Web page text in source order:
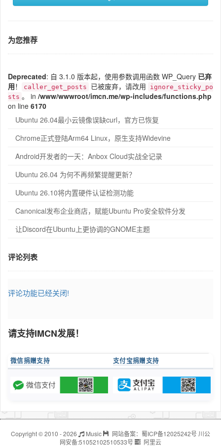
为您推荐
Deprecated: 自 3.1.0 版本起，使用参数调用函数 WP_Query 已弃
用！ caller_get_posts 已被废弃，请改用
ignore_sticky_po
sts 。 in /www/wwwroot/imcn.me/wp-includes/functions.php
on line 6170
Ubuntu 26.04最小云镜像误缺curl，官方已恢复
Chrome正式登陆Arm64 Linux，原生支持Widevine
Android开发者的一天：Anbox Cloud实战全记录
Ubuntu 26.04 为何不再频繁提醒更新？
Ubuntu 26.10将内置硬件认证检测功能
Canonical发布企业商店，赋能Ubuntu Pro安全软件分发
让Discord在Ubuntu上更协调的GNOME主题
评论列表
评论功能已经关闭!
请支持IMCN发展！
微信捐赠支持 支付宝捐赠支持
Copyright © 2010 - 2026 Music 网站备案： 蜀ICP备12025242号 川公
网安备:51052102510533号 阿里云